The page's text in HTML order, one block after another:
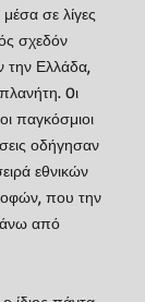
σε λίγες
σχεδόν
την Ελλάδα,
Oι
παγκόσμιοι
οδήγησαν
εθνικών
που την
από